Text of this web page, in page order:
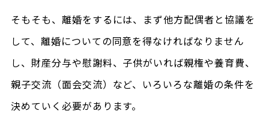
そもそも、離婚をするには、まず他方配偶者と協議を
して、離婚についての同意を得なければなりません
し、財産分与や慰謝料、子供がいれば親権や養育費、
親子交流（面会交流）など、いろいろな離婚の条件を
決めていく必要があります。